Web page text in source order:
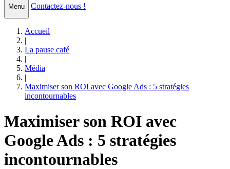
Menu Contactez-nous !
Accueil
La pause café
Média
Maximiser son ROI avec Google Ads : 5 stratégies
incontournables
Maximiser son ROI avec
Google Ads : 5 stratégies
incontournables